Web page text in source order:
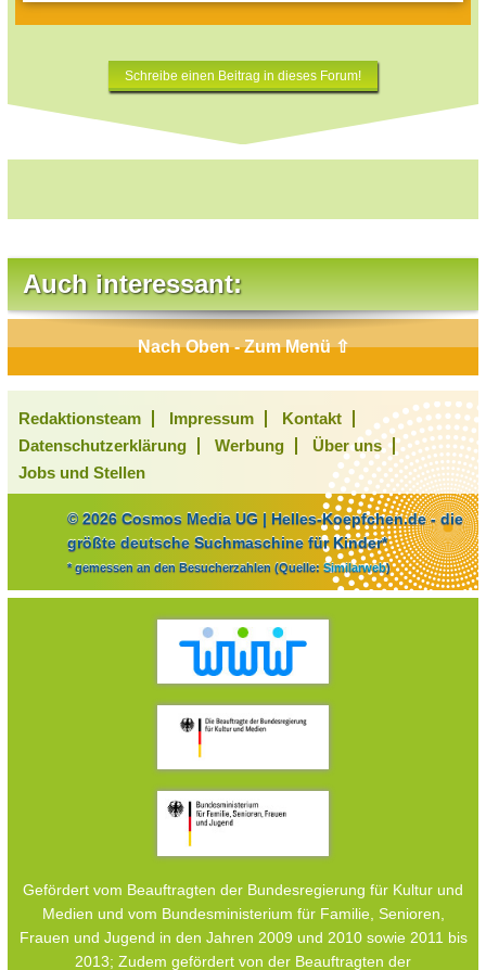
Schreibe einen Beitrag in dieses Forum!
Auch interessant:
Nach Oben - Zum Menü ⇧
Redaktionsteam Impressum
Kontakt
Datenschutzerklärung
Werbung
Über uns
Jobs und Stellen
© 2026 Cosmos Media UG | Helles-Koepfchen.de - die
größte deutsche Suchmaschine für Kinder*
* gemessen an den Besucherzahlen (Quelle: Similarweb)
Gefördert vom Beauftragten der Bundesregierung für Kultur und
Medien und vom Bundesministerium für Familie, Senioren,
Frauen und Jugend in den Jahren 2009 und 2010 sowie 2011 bis
2013; Zudem gefördert von der Beauftragten der